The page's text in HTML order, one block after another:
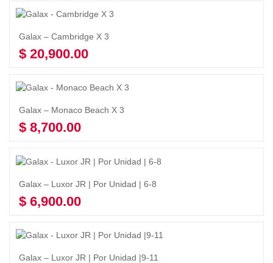
Galax – Cambridge X 3
$ 20,900.00
Galax – Monaco Beach X 3
$ 8,700.00
Galax – Luxor JR | Por Unidad | 6-8
$ 6,900.00
Galax – Luxor JR | Por Unidad |9-11